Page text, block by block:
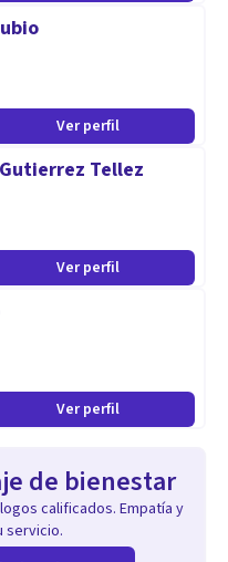
Ver perfil
Tellez
Ver perfil
Ver perfil
de bienestar
calificados. Empatía y
servicio.